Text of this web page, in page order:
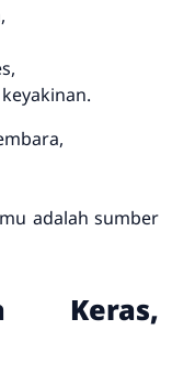
adalah sumber
Keras,